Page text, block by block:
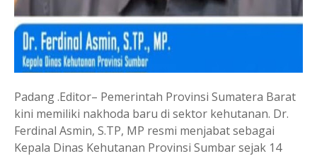
Padang .Editor– Pemerintah Provinsi Sumatera Barat
kini memiliki nakhoda baru di sektor kehutanan. Dr.
Ferdinal Asmin, S.TP, MP resmi menjabat sebagai
Kepala Dinas Kehutanan Provinsi Sumbar sejak 14